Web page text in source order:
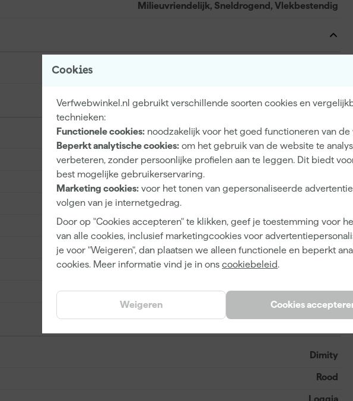
Cookies
Verfwebwinkel.nl gebruikt verschillende soorten cookies en
technieken:
Functionele cookies: noodzakelijk voor het goed functioneren van de
Beperkt analytische cookies: om het gebruik van de website te
verbeteren, zonder persoonlijke profielen aan te leggen. Dit biedt
best mogelijke gebruikerservaring.
Marketing cookies: voor het tonen van gepersonaliseerde
volgen van je internetgedrag.
Door op "Cookies accepteren" te klikken, geef je toestemming voor
van alle cookies, inclusief marketingcookies voor
je voor "Weigeren", dan plaatsen we alleen functionele en beperkt
cookies. Meer informatie vind je in ons cookiebeleid.
Cookies
Weigeren
Milieuvriendelijk, Sneldrogend, Vlekbestendig
Eiglans
Dekkend
1
2 h
Waterbasis (acryl)
Kwast, Roller, Verfspuit
Dimity
Rood
Loggia